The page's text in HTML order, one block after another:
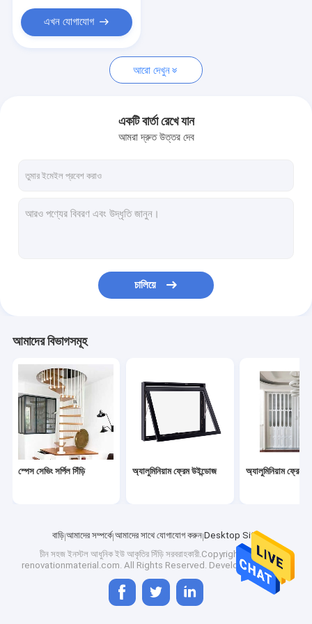
তৈরি লোহার দরজা
এখন যোগাযোগ
আরো দেখুন
একটি বার্তা রেখে যান
আমরা দ্রুত উত্তর দেব
চালিয়ে
আমাদের বিভাগসমূহ
স্পেস সেভিং সর্পিল সিঁড়ি অ্যালুমিনিয়াম ফ্রেম উইন্ডোজ অ্যালুমিনিয়াম ফ্রেমের
বাড়ি আমাদের সম্পর্কে আমাদের সাথে যোগাযোগ করুন Desktop Site
চীন সহজ ইনস্টল আধুনিক ইউ আকৃতির সিঁড়িসরবরাহকারী.Copyright © 2023
renovationmaterial.com. All Rights Reserved. Developed by ECER